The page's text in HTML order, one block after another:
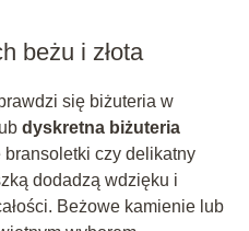
beżu i złota
się biżuteria w
dyskretna biżuteria
bransoletki czy delikatny
dodadzą wdzięku i
Beżowe kamienie lub